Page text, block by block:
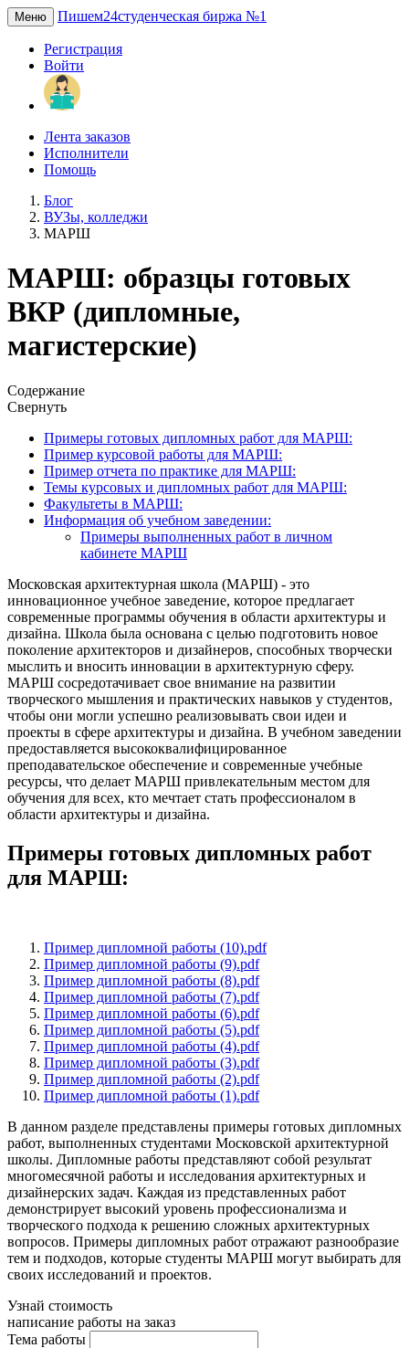
Меню Пишем24студенческая биржа №1
Регистрация
Войти
Лента заказов
Исполнители
Помощь
Блог
ВУЗы, колледжи
МАРШ
МАРШ: образцы готовых
ВКР (дипломные,
магистерские)
Содержание
Свернуть
Примеры готовых дипломных работ для МАРШ:
Пример курсовой работы для МАРШ:
Пример отчета по практике для МАРШ:
Темы курсовых и дипломных работ для МАРШ:
Факультеты в МАРШ:
Информация об учебном заведении:
Примеры выполненных работ в личном
кабинете МАРШ
Московская архитектурная школа (МАРШ) - это
инновационное учебное заведение, которое предлагает
современные программы обучения в области архитектуры и
дизайна. Школа была основана с целью подготовить новое
поколение архитекторов и дизайнеров, способных творчески
мыслить и вносить инновации в архитектурную сферу.
МАРШ сосредотачивает свое внимание на развитии
творческого мышления и практических навыков у студентов,
чтобы они могли успешно реализовывать свои идеи и
проекты в сфере архитектуры и дизайна. В учебном заведении
предоставляется высококвалифицированное
преподавательское обеспечение и современные учебные
ресурсы, что делает МАРШ привлекательным местом для
обучения для всех, кто мечтает стать профессионалом в
области архитектуры и дизайна.
Примеры готовых дипломных работ
для МАРШ:
Пример дипломной работы (10).pdf
Пример дипломной работы (9).pdf
Пример дипломной работы (8).pdf
Пример дипломной работы (7).pdf
Пример дипломной работы (6).pdf
Пример дипломной работы (5).pdf
Пример дипломной работы (4).pdf
Пример дипломной работы (3).pdf
Пример дипломной работы (2).pdf
Пример дипломной работы (1).pdf
В данном разделе представлены примеры готовых дипломных
работ, выполненных студентами Московской архитектурной
школы. Дипломные работы представляют собой результат
многомесячной работы и исследования архитектурных и
дизайнерских задач. Каждая из представленных работ
демонстрирует высокий уровень профессионализма и
творческого подхода к решению сложных архитектурных
вопросов. Примеры дипломных работ отражают разнообразие
тем и подходов, которые студенты МАРШ могут выбирать для
своих исследований и проектов.
Узнай стоимость
написание работы на заказ
Тема работы